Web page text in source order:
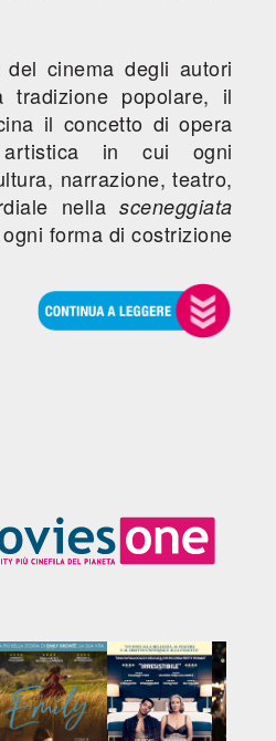
cinema degli autori
popolare, il
il concetto di opera
artistica in cui ogni
narrazione, teatro,
nellasceneggiata
forma di costrizione